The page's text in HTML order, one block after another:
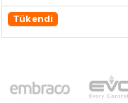
Tükendi